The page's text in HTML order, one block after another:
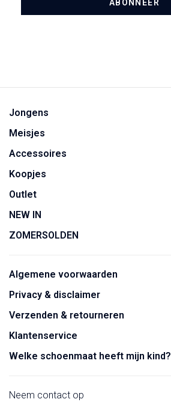
ABONNEER
Jongens
Meisjes
Accessoires
Koopjes
Outlet
NEW IN
ZOMERSOLDEN
Algemene voorwaarden
Privacy & disclaimer
Verzenden & retourneren
Klantenservice
Welke schoenmaat heeft mijn kind?
Neem contact op